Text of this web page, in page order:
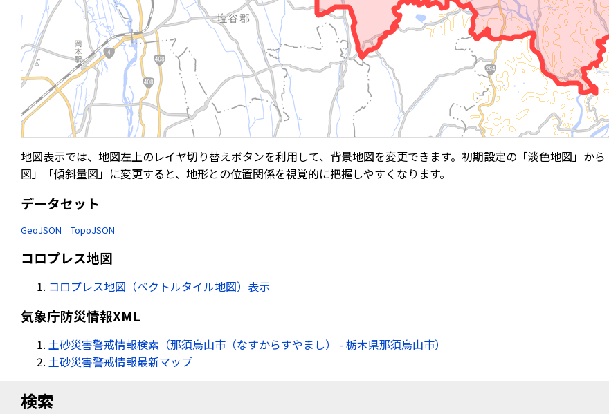
地図表示では、地図左上のレイヤ切り替えボタンを利用して、背景地図を変更できます。初期設定の「淡色地図」か
図」「傾斜量図」に変更すると、地形との位置関係を視覚的に把握しやすくなります。
データセット
GeoJSON TopoJSON
コロプレス地図
コロプレス地図（ベクトルタイル地図）表示
気象庁防災情報XML
土砂災害警戒情報検索（那須烏山市（なすからすやまし） - 栃木県那須烏山市）
土砂災害警戒情報最新マップ
検索